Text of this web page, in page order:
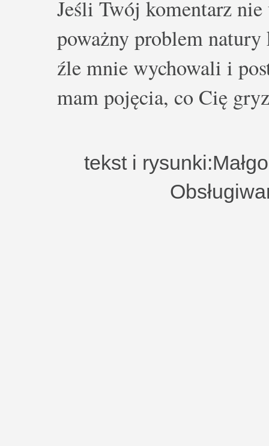
Jeśli Twój komentarz nie
poważny problem
źle mnie wychowali i
mam pojęcia, co Cię
tekst i